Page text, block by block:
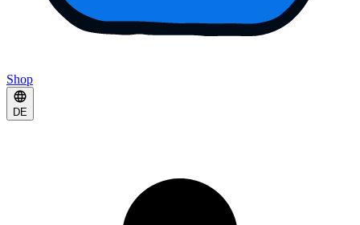
Shop
DE